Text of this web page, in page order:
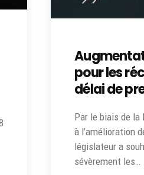
pour les
délai de
Par le biais de la
à l’amélioration
législateur a
sévèrement les…